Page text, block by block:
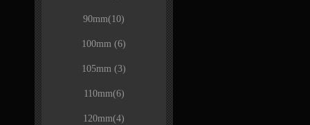
90mm(10)
100mm (6)
105mm (3)
110mm(6)
120mm(4)